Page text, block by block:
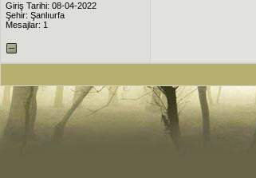
Giriş Tarihi: 08-04-2022
Şehir: Şanlıurfa
Mesajlar: 1